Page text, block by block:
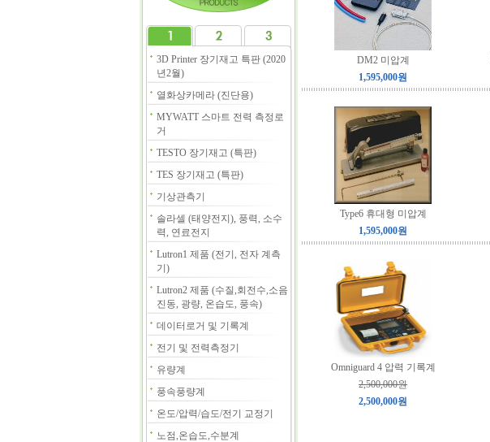
3D Printer 장기재고 특판 (2020
년2월)
열화상카메라 (진단용)
MYWATT 스마트 전력 측정로
거
TESTO 장기재고 (특판)
TES 장기재고 (특판)
기상관측기
솔라셀 (태양전지), 풍력, 소수
력, 연료전지
Lutron1 제품 (전기, 전자 계측
기)
Lutron2 제품 (수질,회전수,소음
진동, 광량, 온습도, 풍속)
데이터로거 및 기록계
전기 및 전력측정기
유량계
풍속풍량계
온도/압력/습도/전기 교정기
노점,온습도,수분계
DM2 미압계
1,595,000원
Type6 휴대형 미압계
1,595,000원
Omniguard 4 압력 기록계
2,500,000원
2,500,000원